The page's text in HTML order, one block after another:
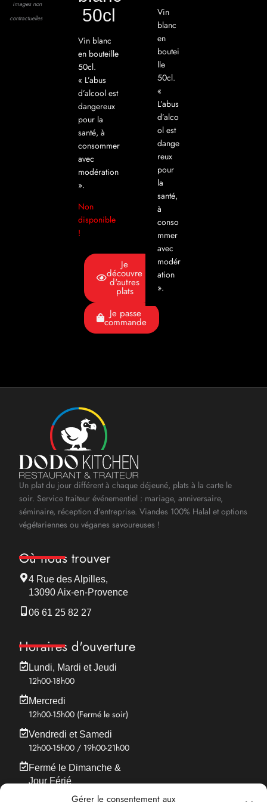
Gérer le consentement aux
50cl
Vin blanc
en bouteille
50cl.
« L’abus
d’alcool est
dangereux
pour la
santé, à
consommer
avec
modération
».
Non
disponible
!
Je
découvre
d'autres
plats
Je passe
commande
Vin
blanc
en
boutei
lle
50cl.
«
L’abus
d’alco
ol est
dange
reux
pour
la
santé,
à
conso
mmer
avec
modér
ation
».
Un plat du jour différent à chaque déjeuné, plats à la carte le
soir. Service traiteur événementiel : mariage, anniversaire,
séminaire, réception d'entreprise. Viandes 100% Halal et options
végétariennes ou véganes savoureuses !
Où nous trouver
4 Rue des Alpilles,
13090 Aix-en-Provence
06 61 25 82 27
Horaires d'ouverture
Lundi, Mardi et Jeudi
12h00-18h00
Mercredi
12h00-15h00 (Fermé le soir)
Vendredi et Samedi
12h00-15h00 / 19h00-21h00
Fermé le Dimanche &
Jour Férié